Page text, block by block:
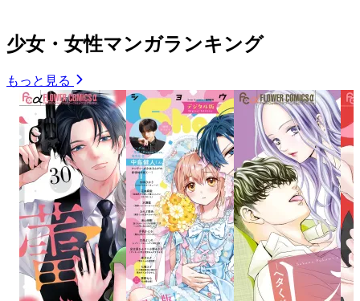
少女・女性マンガランキング
もっと見る